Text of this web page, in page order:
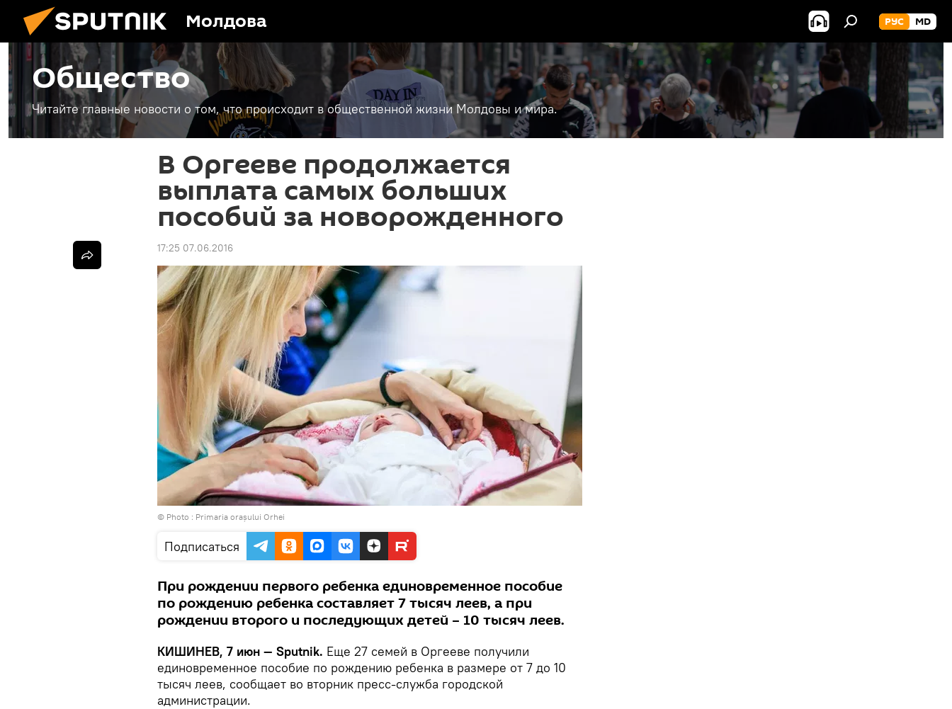
Молдова РУС MD
Общество
Читайте главные новости о том, что происходит в общественной жизни Молдовы и мира.
В Оргееве продолжается
выплата самых больших
пособий за новорожденного
17:25 07.06.2016
© Photo : Primaria orașului Orhei
Подписаться
При рождении первого ребенка единовременное пособие
по рождению ребенка составляет 7 тысяч леев, а при
рождении второго и последующих детей – 10 тысяч леев.
КИШИНЕВ, 7 июн — Sputnik. Еще 27 семей в Оргееве получили
единовременное пособие по рождению ребенка в размере от 7 до 10
тысяч леев, сообщает во вторник пресс-служба городской
администрации.